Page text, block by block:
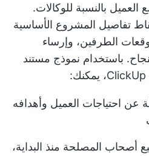
العميل بالنسبة للوكالات.
تفاصيل المشروع الأساسية
الطرفين، وإرساء
باستخدام نموذج مستند
احتياجات العميل وأهدافه
أصحاب المصلحة منذ البداية،